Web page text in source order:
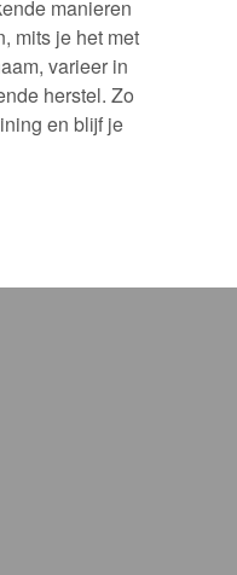
manieren
mits je het met
varieer in
herstel. Zo
en blijf je